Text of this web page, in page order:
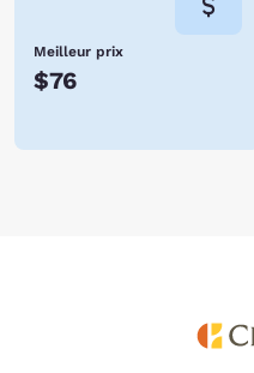
Meilleur prix
$76